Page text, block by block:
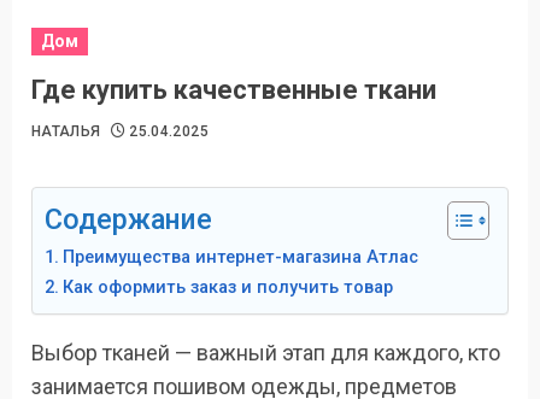
Дом
Где купить качественные ткани
НАТАЛЬЯ 25.04.2025
Содержание
Преимущества интернет-магазина Атлас
Как оформить заказ и получить товар
Выбор тканей — важный этап для каждого, кто
занимается пошивом одежды, предметов